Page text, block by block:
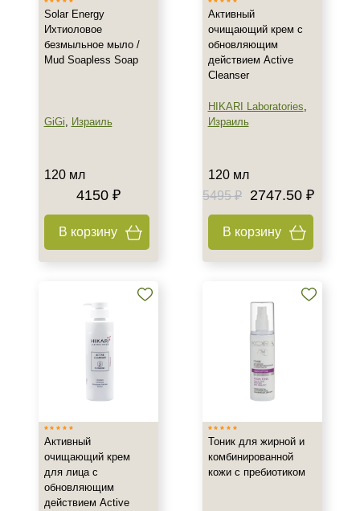
День
Ежедневный
Показать еще
Для женщин
Демакияж
Форма выпуска
Solar Energy
Ихтиоловое
безмыльное мыло /
Mud Soapless Soap
GiGi, Израиль
120 мл
4150 ₽
В корзину
Активный
очищающий крем с
обновляющим
действием Active
Cleanser
HIKARI Laboratories,
Израиль
120 мл
5495 ₽
2747.50 ₽
В корзину
Активный
очищающий крем
для лица с
обновляющим
действием Active
Тоник для жирной и
комбинированной
кожи с пребиотиком